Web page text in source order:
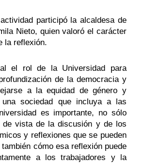
participó la alcaldesa de
Nieto, quien valoró el carácter
la reflexión.
el rol de la Universidad para
de la democracia y
a la equidad de género y
una sociedad que incluya a las
es importante, no sólo
de vista de la discusión y de los
y reflexiones que se pueden
cómo esa reflexión puede
a los trabajadores y la